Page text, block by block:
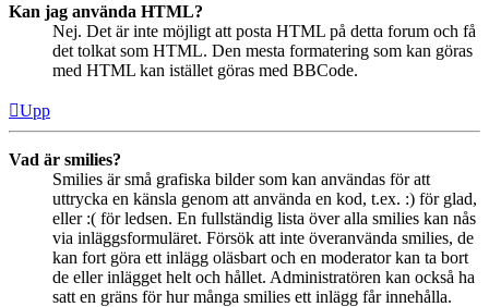
Kan jag använda HTML?
Nej. Det är inte möjligt att posta HTML på detta forum och få
det tolkat som HTML. Den mesta formatering som kan göras
med HTML kan istället göras med BBCode.
Upp
Vad är smilies?
Smilies är små grafiska bilder som kan användas för att
uttrycka en känsla genom att använda en kod, t.ex. :) för glad,
eller :( för ledsen. En fullständig lista över alla smilies kan nås
via inläggsformuläret. Försök att inte överanvända smilies, de
kan fort göra ett inlägg oläsbart och en moderator kan ta bort
de eller inlägget helt och hållet. Administratören kan också ha
satt en gräns för hur många smilies ett inlägg får innehålla.